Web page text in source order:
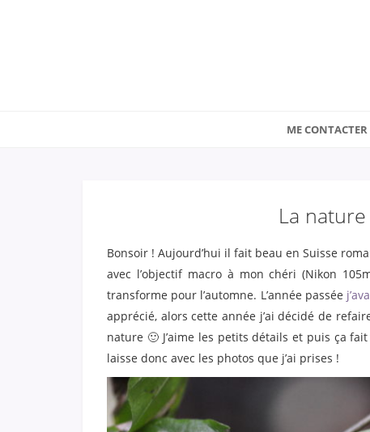
ME CONTACTER
La
Bonsoir ! Aujourd’hui il fait beau en Suisse
avec l’objectif macro à mon chéri (Nikon
transforme pour l’automne. L’année passée
apprécié, alors cette année j’ai décidé de
nature 🙂 J’aime les petits détails et puis ça
laisse donc avec les photos que j’ai prises !